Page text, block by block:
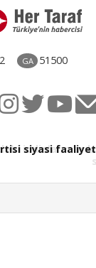
GA 51500
siyasi